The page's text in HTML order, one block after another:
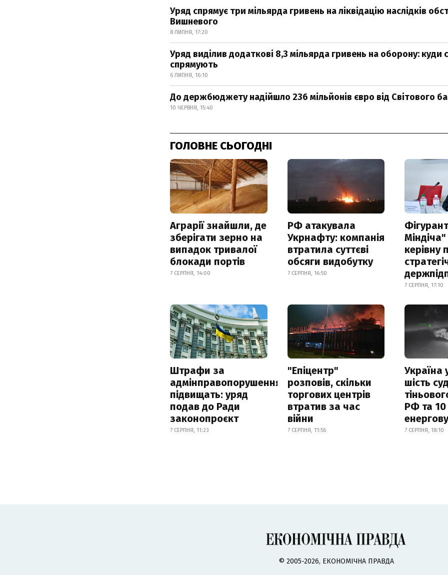
Уряд спрямує три мільярда гривень на ліквідацію наслідків
Вишневого
8 ЛИПНЯ, 17:20
Уряд виділив додаткові 8,3 мільярда гривень на оборону: куди
спрямують
6 ЛИПНЯ, 16:10
До держбюджету надійшло 236 мільйонів євро від Світового
10 ЧЕРВНЯ, 15:40
ГОЛОВНЕ СЬОГОДНІ
Аграрії знайшли, де
зберігати зерно на
випадок тривалої
блокади портів
7 СЕРПНЯ, 14:00
РФ атакувала
Укрнафту: компанія
втратила суттєві
обсяги видобутку
7 СЕРПНЯ, 16:50
керівну
7 СЕРПНЯ, 17:10
Штрафи за
адмінправопорушення
підвищать: уряд
подав до Ради
законопроєкт
7 СЕРПНЯ, 11:23
"Епіцентр"
розповів, скільки
торгових центрів
втратив за час
війни
7 СЕРПНЯ, 11:56
Україна
шість
РФ та 10
7 СЕРПНЯ, 18:10
© 2005-2026, ЕКОНОМІЧНА ПРАВДА